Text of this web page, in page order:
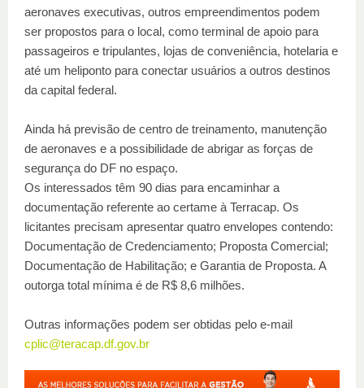
aeronaves executivas, outros empreendimentos podem
ser propostos para o local, como terminal de apoio para
passageiros e tripulantes, lojas de conveniência, hotelaria e
até um heliponto para conectar usuários a outros destinos
da capital federal.
Ainda há previsão de centro de treinamento, manutenção
de aeronaves e a possibilidade de abrigar as forças de
segurança do DF no espaço.
Os interessados têm 90 dias para encaminhar a
documentação referente ao certame à Terracap. Os
licitantes precisam apresentar quatro envelopes contendo:
Documentação de Credenciamento; Proposta Comercial;
Documentação de Habilitação; e Garantia de Proposta. A
outorga total mínima é de R$ 8,6 milhões.
Outras informações podem ser obtidas pelo e-mail
cplic@teracap.df.gov.br